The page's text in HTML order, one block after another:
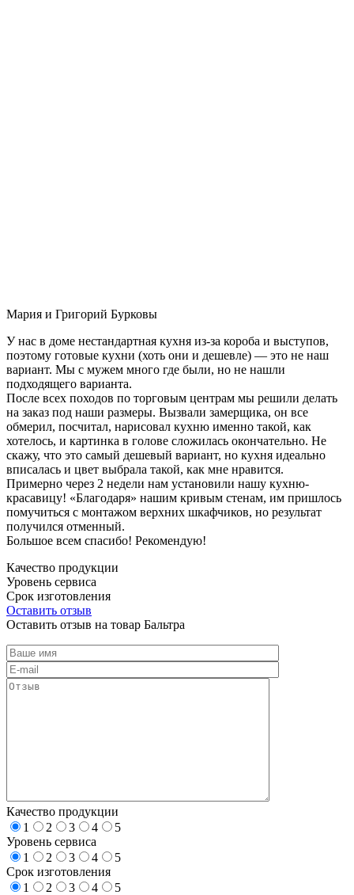
Мария и Григорий Бурковы
У нас в доме нестандартная кухня из-за короба и выступов,
поэтому готовые кухни (хоть они и дешевле) — это не наш
вариант. Мы с мужем много где были, но не нашли
подходящего варианта.
После всех походов по торговым центрам мы решили делать
на заказ под наши размеры. Вызвали замерщика, он все
обмерил, посчитал, нарисовал кухню именно такой, как
хотелось, и картинка в голове сложилась окончательно. Не
скажу, что это самый дешевый вариант, но кухня идеально
вписалась и цвет выбрала такой, как мне нравится.
Примерно через 2 недели нам установили нашу кухню-
красавицу! «Благодаря» нашим кривым стенам, им пришлось
помучиться с монтажом верхних шкафчиков, но результат
получился отменный.
Большое всем спасибо! Рекомендую!
Качество продукции
Уровень сервиса
Срок изготовления
Оставить отзыв
Оставить отзыв на товар Бальтра
Качество продукции
1
2 3 4
5
Уровень сервиса
1
2 3 4
5
Срок изготовления
1
2 3 4
5